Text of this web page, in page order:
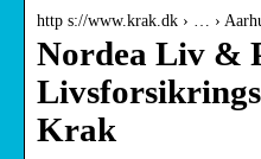
http s://www.krak.dk › … ›
Nordea Liv &
Krak